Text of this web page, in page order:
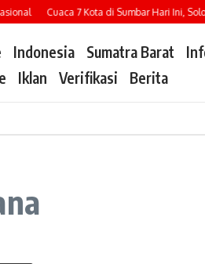
Cuaca 7 Kota di Sumbar Hari Ini, Solok
Indonesia Sumatra Barat
Iklan Verifikasi Berita